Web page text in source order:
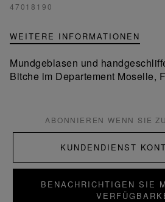
47018190
WEITERE INFORMATIONEN
Mundgeblasen und
Bitche im Departement Moselle,
ABONNIEREN WENN SIE
KUNDENDIENST
BENACHRICHTIGEN SIE